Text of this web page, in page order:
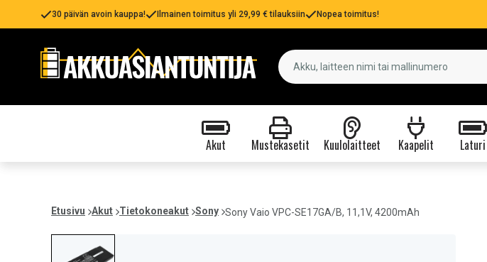
30 päivän avoin kauppa! Ilmainen toimitus yli 29,99 € tilauksiin Nopea toimitus!
Akut Mustekasetit Kuulolaitteet Kaapelit Laturi
Etusivu Akut Tietokoneakut Sony Sony Vaio VPC-SE17GA/B, 11,1V, 4200mAh